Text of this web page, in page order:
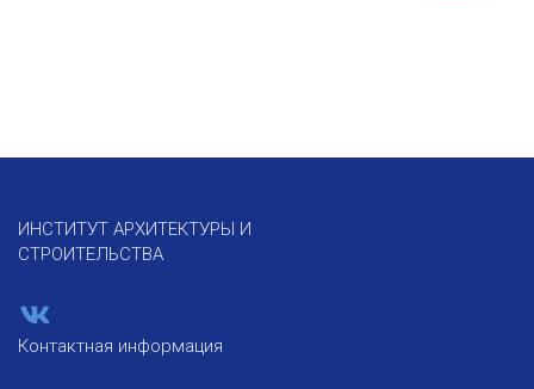
ИНСТИТУТ АРХИТЕКТУРЫ И
СТРОИТЕЛЬСТВА
Контактная информация